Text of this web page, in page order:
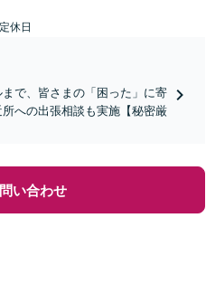
休日
で、皆さまの「困った」に寄
への出張相談も実施【秘密厳
い合わせ